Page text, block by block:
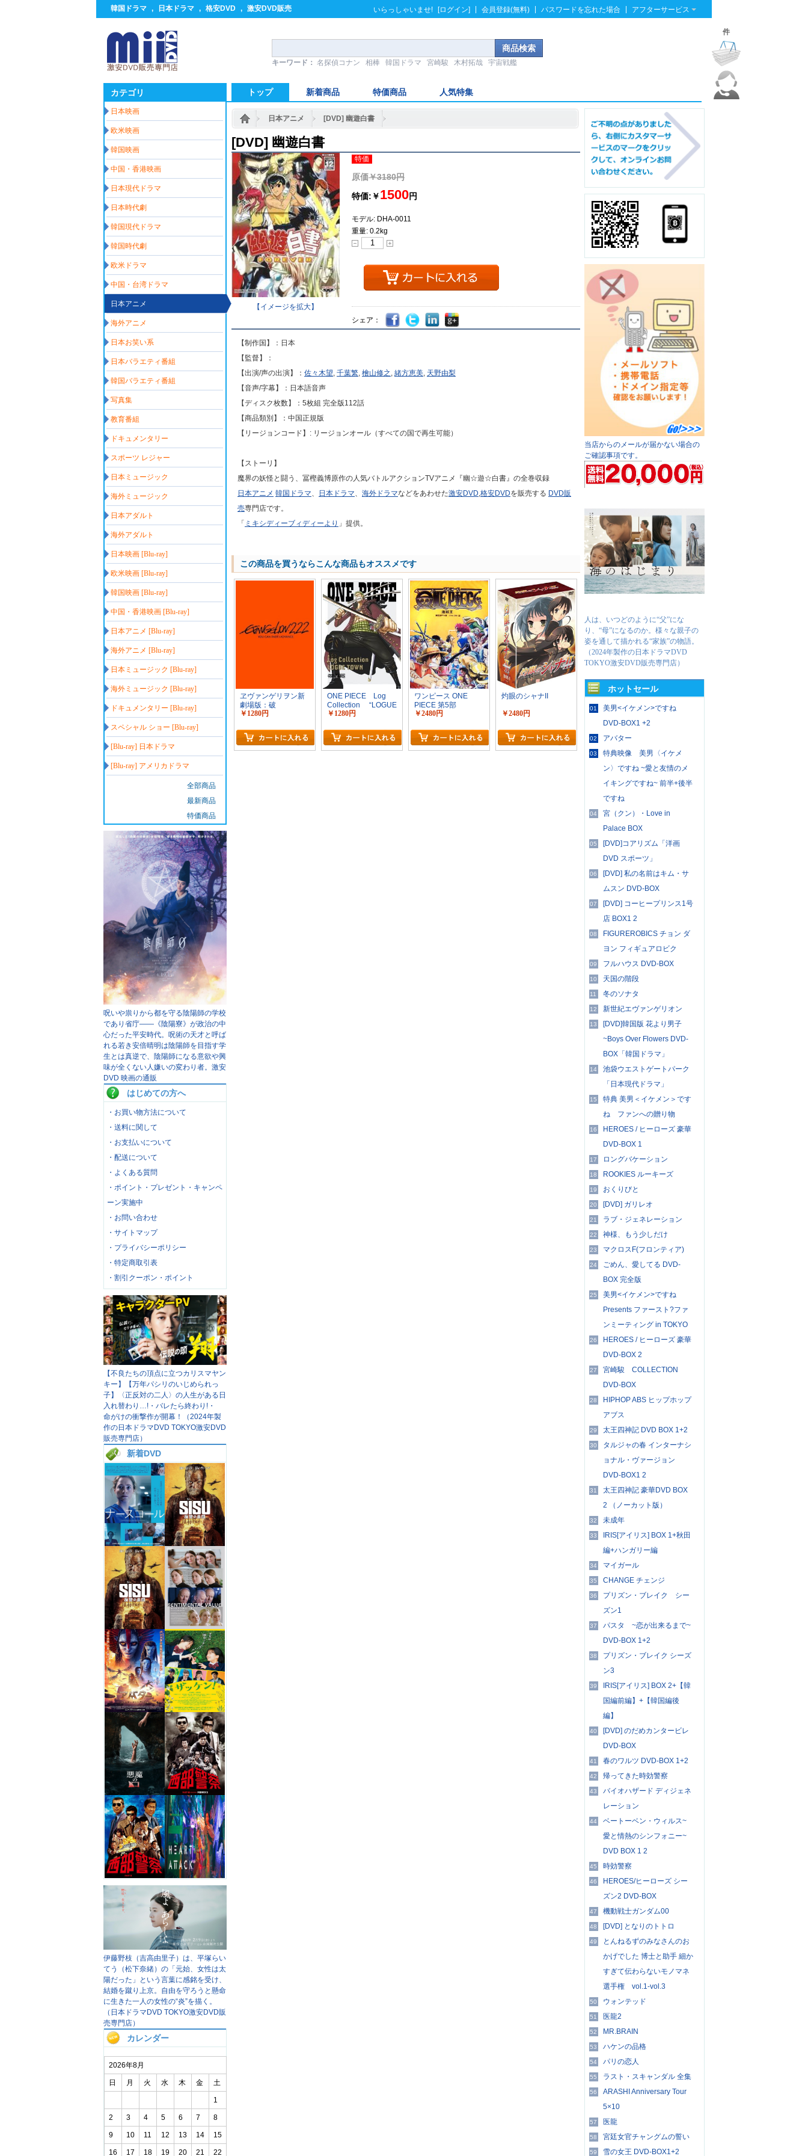
韓国ドラマ , 日本ドラマ , 格安DVD , 激安DVD販売 いらっしゃいませ! [ログイン] 会員登録(無料) パスワードを忘れた場合 アフターサービス
キーワード： 名探偵コナン 相棒 韓国ドラマ 宮崎駿 木村拓哉 宇宙戦艦
カテゴリ トップ 新着商品 特価商品 人気特集
件
日本映画
欧米映画
韓国映画
中国・香港映画
日本現代ドラマ
日本時代劇
韓国現代ドラマ
韓国時代劇
欧米ドラマ
中国・台湾ドラマ
日本アニメ
海外アニメ
日本お笑い系
日本バラエティ番組
韓国バラエティ番組
写真集
教育番組
ドキュメンタリー
スポーツ レジャー
日本ミュージック
海外ミュージック
日本アダルト
海外アダルト
日本映画 [Blu-ray]
欧米映画 [Blu-ray]
韓国映画 [Blu-ray]
中国・香港映画 [Blu-ray]
日本アニメ [Blu-ray]
海外アニメ [Blu-ray]
日本ミュージック [Blu-ray]
海外ミュージック [Blu-ray]
ドキュメンタリー [Blu-ray]
スペシャル ショー [Blu-ray]
[Blu-ray] 日本ドラマ
[Blu-ray] アメリカドラマ
全部商品
最新商品
特価商品
呪いや祟りから都を守る陰陽師の学校
であり省庁――《陰陽寮》が政治の中
心だった平安時代。呪術の天才と呼ば
れる若き安倍晴明は陰陽師を目指す学
生とは真逆で、陰陽師になる意欲や興
味が全くない人嫌いの変わり者。 激安
DVD 映画の通販
はじめての方へ
・お買い物方法について
・送料に関して
・お支払いについて
・配送について
・よくある質問
・ポイント・プレゼント・キャンペ
ーン実施中
・お問い合わせ
・サイトマップ
・プライバシーポリシー
・特定商取引表
・割引クーポン・ポイント
【不良たちの頂点に立つカリスマヤン
キー】【万年パシリのいじめられっ
子】〈正反対の二人〉の人生がある日
入れ替わり…!・バレたら終わり!・
命がけの衝撃作が開幕！（2024年製
作の日本ドラマDVD TOKYO激安DVD
販売専門店）
新着DVD
伊藤野枝（吉高由里子）は、平塚らい
てう（松下奈緒）の「元始、女性は太
陽だった」という言葉に感銘を受け、
結婚を蹴り上京。自由を守ろうと懸命
に生きた一人の女性の“炎”を描く。
（日本ドラマDVD TOKYO激安DVD販
売専門店）
カレンダー
2026年8月
日 月 火 水 木 金 土
1
2 3 4 5 6 7 8
9 10 11 12 13 14 15
16 17 18 19 20 21 22
日本アニメ [DVD] 幽遊白書
[DVD] 幽遊白書
【イメージを拡大】
特価
原価￥3180円
特価:￥1500円
モデル: DHA-0011
重量: 0.2kg
シェア：
【制作国】：日本
【監督】：
【出演/声の出演】： 佐々木望, 千葉繁, 檜山修之 , 緒方恵美, 天野由梨
【音声/字幕】：日本語音声
【ディスク枚数】：5枚組 完全版112話
【商品類別】：中国正規版
【リージョンコード】: リージョンオール（すべての国で再生可能）
【ストーリ】
魔界の妖怪と闘う、冨樫義博原作の人気バトルアクションTVアニメ『幽☆遊☆白書』の全巻収録
日本アニメ 韓国ドラマ、 日本ドラマ、 海外ドラマなどをあわせた激安DVD,格安DVDを販売する DVD販
売専門店です。
「 ミキシディーブィディーより 」提供。
この商品を買うならこんな商品もオススメです
ヱヴァンゲリヲン新
劇場版：破
EVANGELION:2.22
ADVANCE.
￥1280円
ONE PIECE Log
Collection “LOGUE
TOWN”
￥1280円
ワンピース ONE
PIECE 第5部
￥2480円
灼眼のシャナII
￥2480円
当店からのメールが届かない場合の
ご確認事項です。
人は、いつどのように“父”にな
り、“母”になるのか。様々な親子の
姿を通して描かれる“家族”の物語。
（2024年製作の日本ドラマDVD
TOKYO激安DVD販売専門店）
ホットセール
01
美男<イケメン>ですね
DVD-BOX1 +2
02 アバター
03
特典映像 美男〈イケメ
ン〉ですね ~愛と友情のメ
イキングですね~ 前半+後半
ですね
04
宮（クン）・Love in
Palace BOX
05
[DVD]コアリズム「洋画
DVD スポーツ」
06
[DVD] 私の名前はキム・サ
ムスン DVD-BOX
07
[DVD] コーヒープリンス1号
店 BOX1 2
08
FIGUREROBICS チョン ダ
ヨン フィギュアロビク
09 フルハウス DVD-BOX
10 天国の階段
11 冬のソナタ
12 新世紀エヴァンゲリオン
13
[DVD]韓国版 花より男子
~Boys Over Flowers DVD-
BOX「韓国ドラマ」
14
池袋ウエストゲートパーク
「日本現代ドラマ」
15
特典 美男＜イケメン＞です
ね ファンへの贈り物
16
HEROES / ヒーローズ 豪華
DVD-BOX 1
17 ロングバケーション
18 ROOKIES ルーキーズ
19 おくりびと
20 [DVD] ガリレオ
21 ラブ・ジェネレーション
22 神様、もう少しだけ
23 マクロスF(フロンティア)
24
ごめん、愛してる DVD-
BOX 完全版
25
美男<イケメン>ですね
Presents ファースト?ファ
ンミーティング in TOKYO
26
HEROES / ヒーローズ 豪華
DVD-BOX 2
27
宮崎駿 COLLECTION
DVD-BOX
28
HIPHOP ABS ヒップホップ
アブス
29 太王四神記 DVD BOX 1+2
30
タルジャの春 インターナシ
ョナル・ヴァージョン
DVD-BOX1 2
31
太王四神記 豪華DVD BOX
2 （ノーカット版）
32 未成年
33
IRIS[アイリス] BOX 1+秋田
編+ハンガリー編
34 マイガール
35 CHANGE チェンジ
36
プリズン・ブレイク シー
ズン1
37
パスタ ~恋が出来るまで~
DVD-BOX 1+2
38
プリズン・ブレイク シーズ
ン3
39
IRIS[アイリス] BOX 2+【韓
国編前編】+【韓国編後
編】
40
[DVD] のだめカンタービレ
DVD-BOX
41 春のワルツ DVD-BOX 1+2
42 帰ってきた時効警察
43
バイオハザード ディジェネ
レーション
44
ベートーベン・ウィルス~
愛と情熱のシンフォニー~
DVD BOX 1 2
45 時効警察
46
HEROES/ヒーローズ シー
ズン2 DVD-BOX
47 機動戦士ガンダム00
48 [DVD] となりのトトロ
49
とんねるずのみなさんのお
かげでした 博士と助手 細か
すぎて伝わらないモノマネ
選手権 vol.1-vol.3
50 ウォンテッド
51 医龍2
52 MR.BRAIN
53 ハケンの品格
54 パリの恋人
55 ラスト・スキャンダル 全集
56
ARASHI Anniversary Tour
5×10
57 医龍
58 宮廷女官チャングムの誓い
59 雪の女王 DVD-BOX1+2